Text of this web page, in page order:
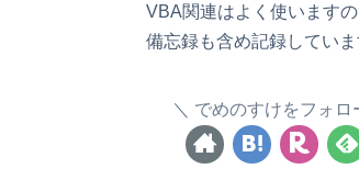
VBA関連はよく使います
備忘録も含め記録していま
でめのすけをフォロ